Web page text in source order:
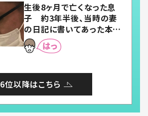
生後8ヶ月で亡くなった息
子 約3年半後、当時の妻
の日記に書いてあった本音
とは
6位以降はこちら